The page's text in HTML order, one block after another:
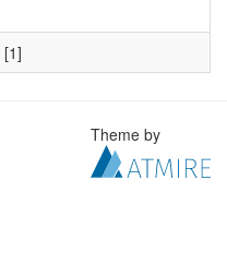
[1]
Theme by